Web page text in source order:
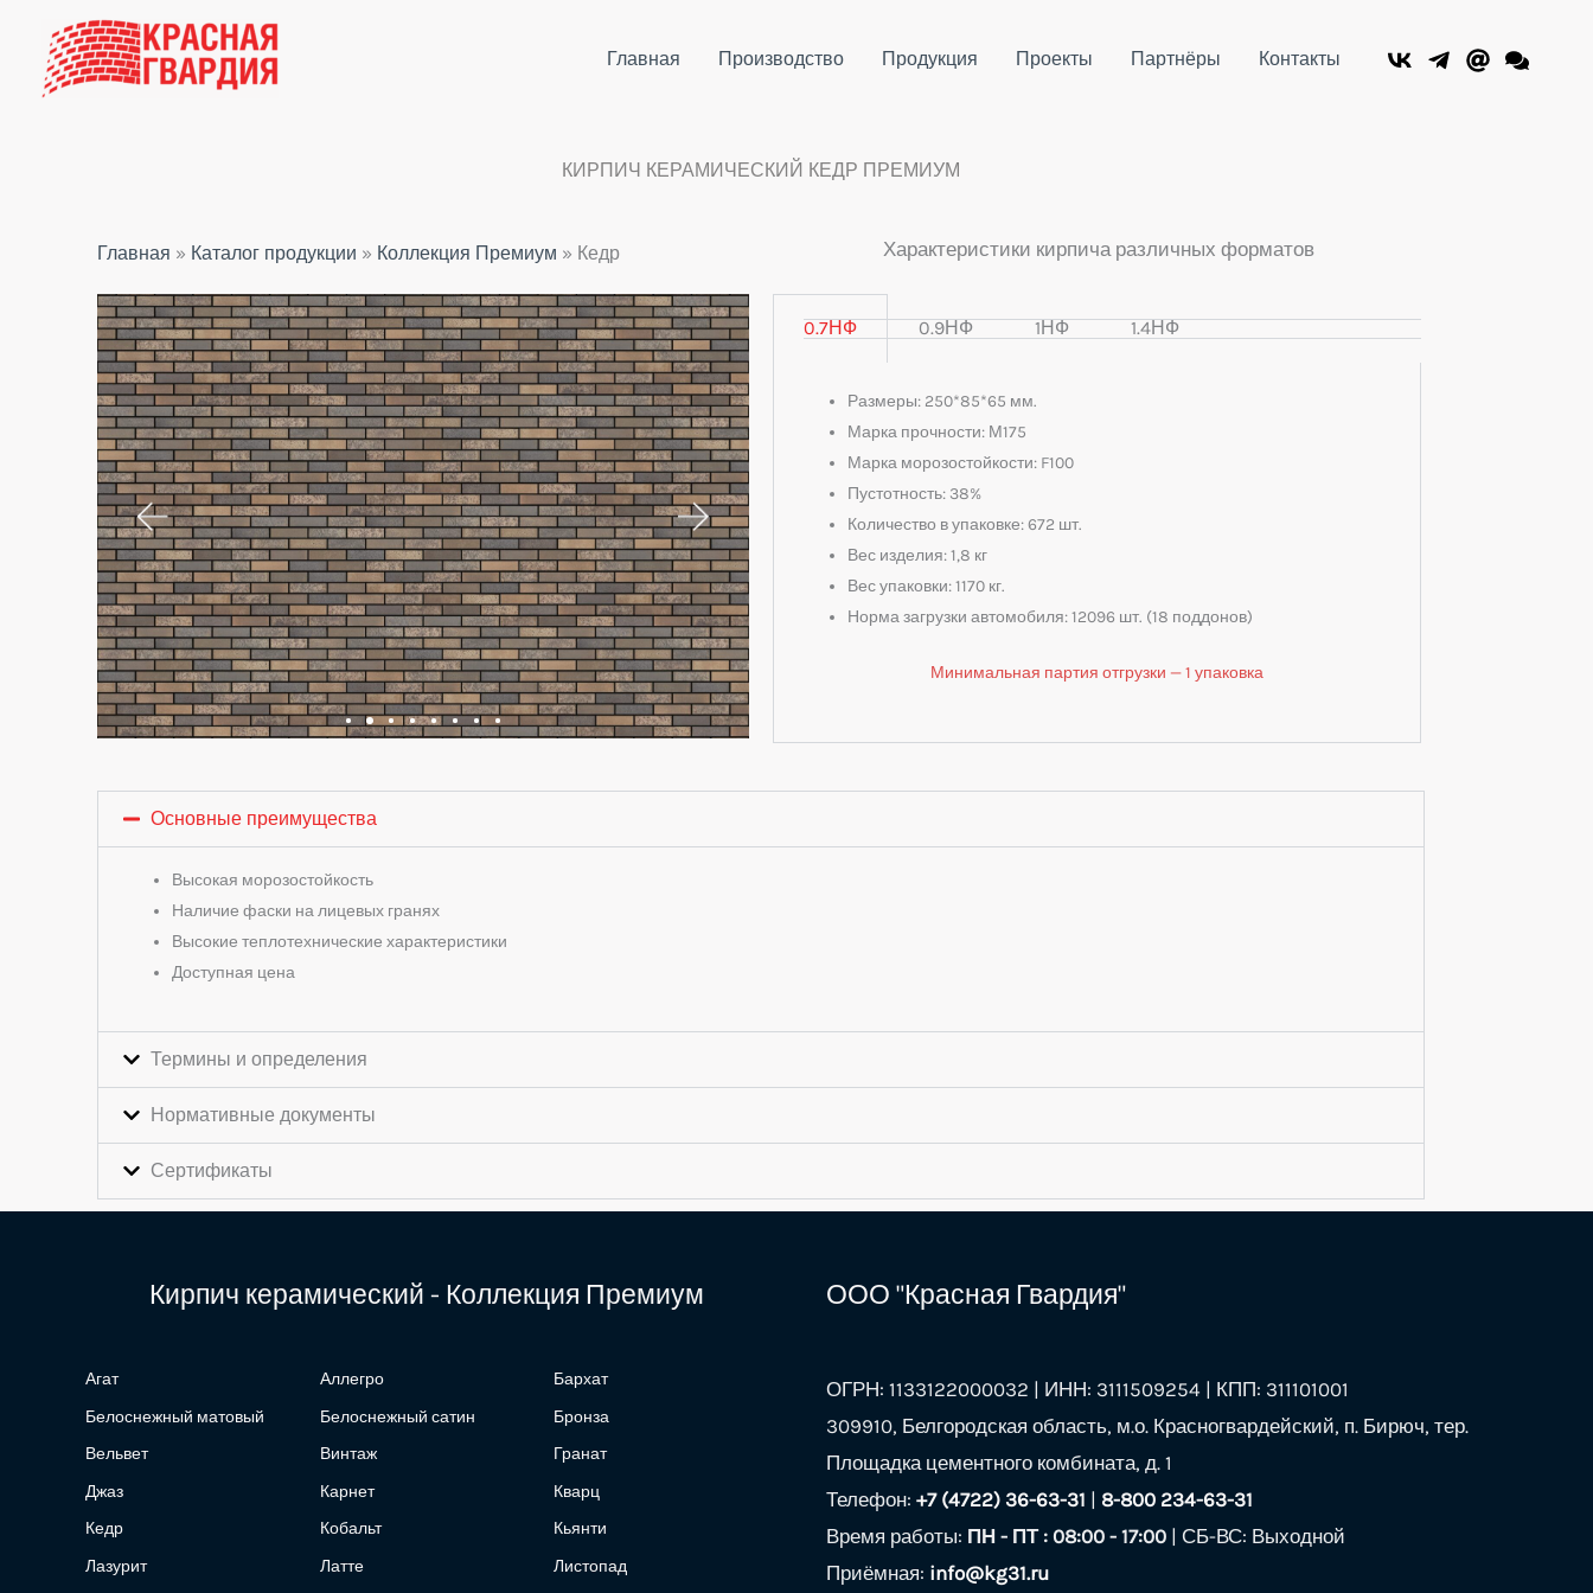
содержимому
Главная Производство Продукция Проекты Партнёры Контакты
КИРПИЧ КЕРАМИЧЕСКИЙ КЕДР ПРЕМИУМ
Главная » Каталог продукции » Коллекция Премиум » Кедр Характеристики кирпича различных форматов
0.7НФ 0.9НФ 1НФ 1.4НФ
Размеры: 250*85*65 мм.
Марка прочности: М175
Марка морозостойкости: F100
Пустотность: 38%
Количество в упаковке: 672 шт.
Вес изделия: 1,8 кг
Вес упаковки: 1170 кг.
Норма загрузки автомобиля: 12096 шт. (18 поддонов)
Минимальная партия отгрузки — 1 упаковка
Основные преимущества
Высокая морозостойкость
Наличие фаски на лицевых гранях
Высокие теплотехнические характеристики
Доступная цена
Термины и определения
Нормативные документы
Сертификаты
Кирпич керамический - Коллекция Премиум
Агат Аллегро
Бархат
Белоснежный матовый
Белоснежный сатин
Бронза
Вельвет
Винтаж
Гранат
Джаз
Карнет
Кварц
Кедр
Кобальт
Кьянти
Лазурит
Латте Листопад
ООО "Красная Гвардия"
ОГРН: 1133122000032 | ИНН: 3111509254 | КПП: 311101001
309910, Белгородская область, м.о. Красногвардейский, п. Бирюч, тер.
Площадка цементного комбината, д. 1
Телефон: +7 (4722) 36-63-31 | 8-800 234-63-31
Время работы: ПН - ПТ : 08:00 - 17:00 | СБ-ВС: Выходной
Приёмная: info@kg31.ru